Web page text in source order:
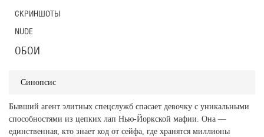
Синопсис
Бывший агент элитных спецслужб спасает девочку с уникальными
способностями из цепких лап Нью-Йоркской мафии. Она —
единственная, кто знает код от сейфа, где хранятся миллионы
СКРИНШОТЫ
NUDE
ОБОИ